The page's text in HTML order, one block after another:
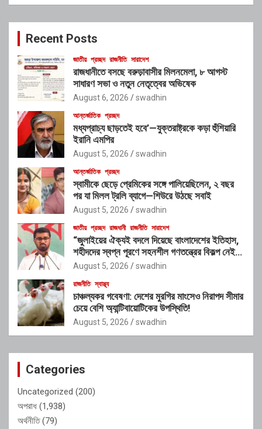
c
Recent Posts
জাতীয় প্রচ্ছদ রাজনীতি সারাদেশ
রাজধানীতে বসছে বরুড়াবাসীর মিলনমেলা, ৮ আগস্ট
সাধারণ সভা ও নতুন নেতৃত্বের অভিষেক
August 6, 2026 swadhin
আন্তর্জাতিক প্রচ্ছদ
মধ্যপ্রাচ্য ছাড়তেই হবে’—যুক্তরাষ্ট্রকে কড়া হুঁশিয়ারি
ইরানি এমপির
August 5, 2026 swadhin
আন্তর্জাতিক প্রচ্ছদ
স্বামীকে ছেড়ে প্রেমিকের সঙ্গে পালিয়েছিলেন, ২ বছর
পর যা মিলল ট্রলি ব্যাগে—শিউরে উঠছে সবাই
August 5, 2026 swadhin
জাতীয় প্রচ্ছদ রাজধানী রাজনীতি সারাদেশ
“জুলাইয়ের ঐক্যই বদলে দিয়েছে বাংলাদেশের ইতিহাস,
শহীদদের স্বপ্ন পূরণে সহনশীল গণতন্ত্রের বিকল্প নেই” :
রাশেদ খাঁন
August 5, 2026 swadhin
রাজনীতি স্বাস্থ্য
চাঞ্চল্যকর গবেষণা: দেশের মুরগির মাংসেও নিরাপদ সীমার
চেয়ে বেশি অ্যান্টিবায়োটিকের উপস্থিতি!
August 5, 2026 swadhin
Categories
Uncategorized (200)
অপরাধ (1,938)
অর্থনীতি(79)